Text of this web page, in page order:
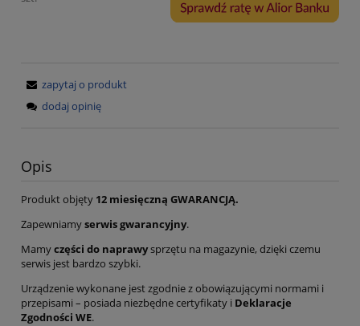
zapytaj o produkt
dodaj opinię
Opis
Produkt objęty 12 miesięczną GWARANCJĄ.
Zapewniamyserwis gwarancyjny.
Mamyczęści do naprawysprzętu na magazynie, dzięki czemu
serwis jest bardzo szybki.
Urządzenie wykonane jest zgodnie z obowiązującymi normami i
przepisami – posiada niezbędne certyfikaty i Deklaracje
Zgodności WE.